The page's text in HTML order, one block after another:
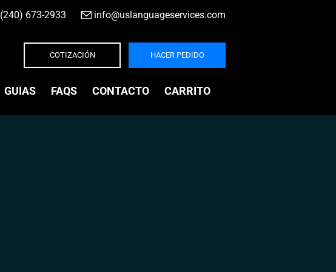
(240) 673-2933 info@uslanguageservices.com
COTIZACIÓN HACER PEDIDO
GUÍAS FAQS CONTACTO CARRITO